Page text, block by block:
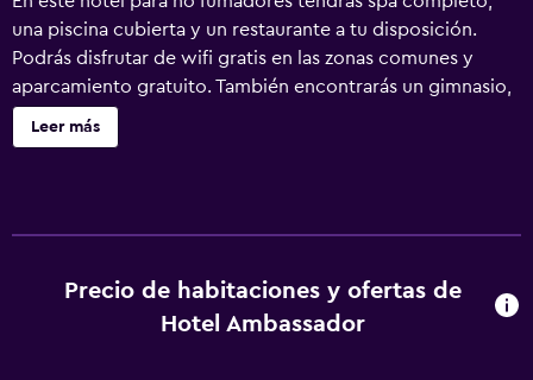
una piscina cubierta y un restaurante a tu disposición.
Podrás disfrutar de wifi gratis en las zonas comunes y
aparcamiento gratuito. También encontrarás un gimnasio,
un bar o lounge y una sauna. Se ofrece un servicio de
limpieza a petición. Hotel Ambassador ofrece 97
con bañera o ducha, albornoces, zapatillas y artículos de
higiene personal gratuitos. Este hotel en Berna ofrece
Leer más
Precio de habitaciones y ofertas de
Hotel Ambassador